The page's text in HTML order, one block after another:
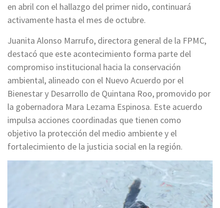
en abril con el hallazgo del primer nido, continuará
activamente hasta el mes de octubre.
Juanita Alonso Marrufo, directora general de la FPMC,
destacó que este acontecimiento forma parte del
compromiso institucional hacia la conservación
ambiental, alineado con el Nuevo Acuerdo por el
Bienestar y Desarrollo de Quintana Roo, promovido por
la gobernadora Mara Lezama Espinosa. Este acuerdo
impulsa acciones coordinadas que tienen como
objetivo la protección del medio ambiente y el
fortalecimiento de la justicia social en la región.